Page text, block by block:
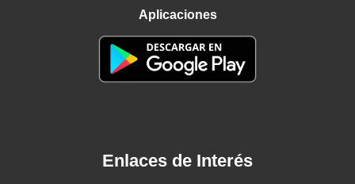
Aplicaciones
Enlaces de Interés